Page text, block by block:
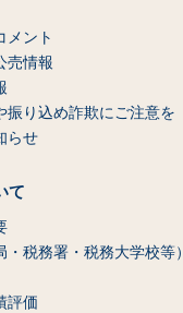
メント
売情報
振り込め詐欺にご注意を
らせ
て
・税務署・税務大学校等）
評価